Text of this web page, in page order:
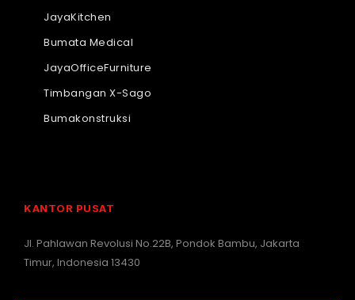
JayaKitchen
Bumata Medical
JayaOfficeFurniture
Timbangan X-Sago
Bumakonstruksi
KANTOR PUSAT
Jl. Pahlawan Revolusi No.22B, Pondok Bambu, Jakarta
Timur, Indonesia 13430